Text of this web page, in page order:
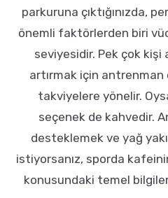
Espresso
Organik Kahve
Türk Kahvesi
Nespresso Uyumlu Kapsül Kahve
Pratik Filtre Kahve
Pour Over
Dripper
Chemex
Moka Pot
parkuruna çıktığınızda,
önemli faktörlerden biri
seviyesidir. Pek çok
artırmak için
takviyelere yönelir.
seçenek de kahvedir.
desteklemek ve yağ
istiyorsanız, sporda
konusundaki temel